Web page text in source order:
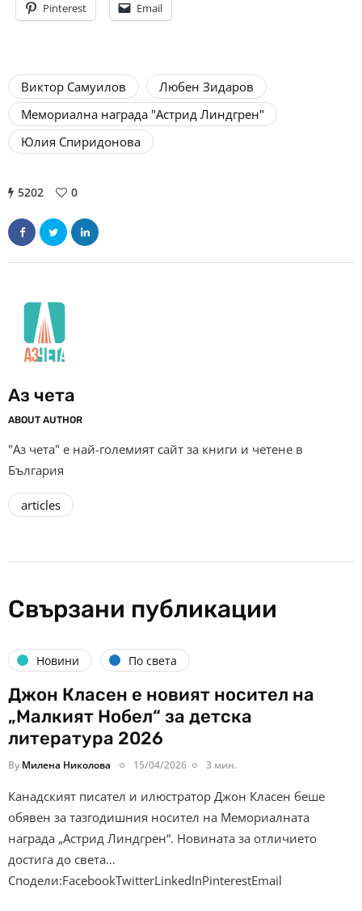
Pinterest Email
Виктор Самуилов
Любен Зидаров
Мемориална награда "Астрид Линдгрен"
Юлия Спиридонова
5202 0
Аз чета
ABOUT AUTHOR
"Аз чета" е най-големият сайт за книги и четене в
България
articles
Свързани публикации
Новини По света
Джон Класен е новият носител на
„Малкият Нобел“ за детска
литература 2026
By Милена Николова 15/04/2026 3 мин.
Канадският писател и илюстратор Джон Класен беше
обявен за тазгодишния носител на Мемориалната
награда „Астрид Линдгрен“. Новината за отличието
достига до света…
Сподели:FacebookTwitterLinkedInPinterestEmail